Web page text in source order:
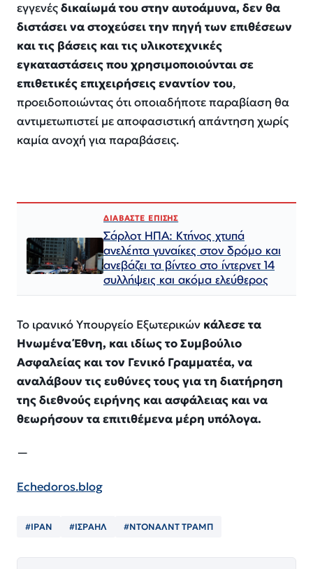
εγγενέςδικαίωμά του στην αυτοάμυνα, δεν θα
διστάσει να στοχεύσει την πηγή των επιθέσεων
και τις βάσεις και τις υλικοτεχνικές
εγκαταστάσεις που χρησιμοποιούνται σε
επιθετικές επιχειρήσεις εναντίον του,
προειδοποιώντας ότι οποιαδήποτε παραβίαση θα
αντιμετωπιστεί με αποφασιστική απάντηση χωρίς
καμία ανοχή για παραβάσεις.
ΔΙΑΒΑΣΤΕ ΕΠΙΣΗΣ
Σάρλοτ ΗΠΑ: Κτήνος χτυπά
ανελέητα γυναίκες στον δρόμο και
ανεβάζει τα βίντεο στο ίντερνετ 14
συλλήψεις και ακόμα ελεύθερος​​​​​​​​​​​​​​​​​​​​​​​​​​​​​​​​​​​​​​​​​​​​​​​​​​
Το ιρανικό Υπουργείο Εξωτερικών κάλεσε τα
Ηνωμένα Έθνη, και ιδίως το Συμβούλιο
Ασφαλείας και τον Γενικό Γραμματέα, να
αναλάβουν τις ευθύνες τους για τη διατήρηση
της διεθνούς ειρήνης και ασφάλειας και να
θεωρήσουν τα επιτιθέμενα μέρη υπόλογα.
—
Echedoros.blog
#ΙΡΑΝ #ΙΣΡΑΗΛ #ΝΤΟΝΑΛΝΤ ΤΡΑΜΠ